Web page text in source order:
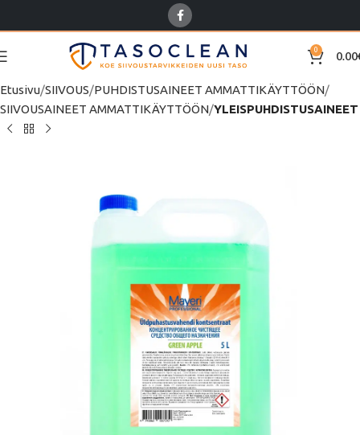
0 0.00
Etusivu SIIVOUS PUHDISTUSAINEET AMMATTIKÄYTTÖÖN
SIIVOUSAINEET AMMATTIKÄYTTÖÖN YLEISPUHDISTUSAINEET